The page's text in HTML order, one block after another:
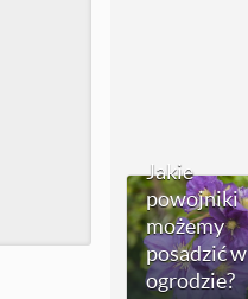
Jakie
powojniki
możemy
posadzić w
ogrodzie?